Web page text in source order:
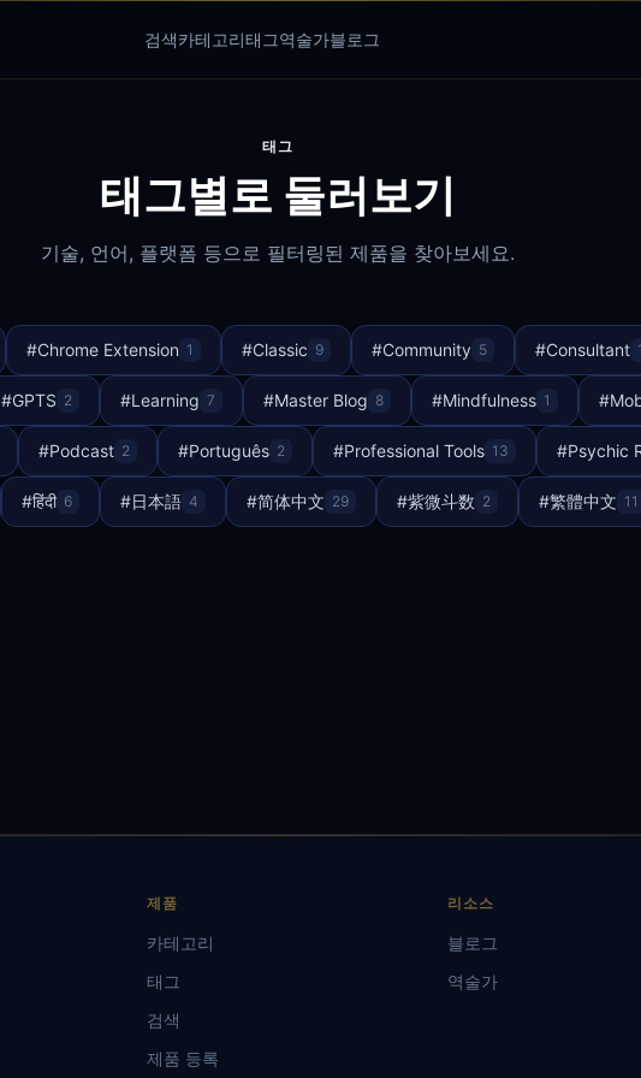
검색카테고리태그역술가블로그
태그
태그별로 둘러보기
기술, 언어, 플랫폼 등으로 필터링된 제품을 찾아보세요.
#Chrome Extension 1 #Classic 9 #Community 5 #Consultant
#GPTS 2 #Learning 7 #Master Blog 8 #Mindfulness 1 #
#Podcast 2 #Português 2 #Professional Tools 13 #Psychic
#हिंदी 6 #日本語 4 #简体中文 29 #紫微斗数 2 #繁體中文 11
제품
카테고리
태그
검색
제품 등록
리소스
블로그
역술가